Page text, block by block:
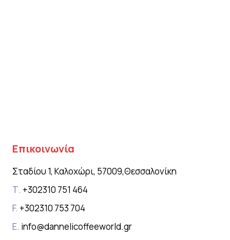
Επικοινωνία
Σταδίου 1, Καλοχώρι, 57009,Θεσσαλονίκη
Τ. +302310 751 464
F. +302310 753 704
E. info@dannelicoffeeworld.gr